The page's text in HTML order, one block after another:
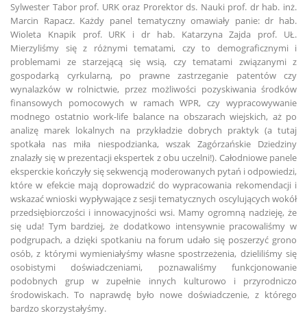
Sylwester Tabor prof. URK oraz Prorektor ds. Nauki prof. dr hab. inż.
Marcin Rapacz. Każdy panel tematyczny omawiały panie: dr hab.
Wioleta Knapik prof. URK i dr hab. Katarzyna Zajda prof. UŁ.
Mierzyliśmy się z różnymi tematami, czy to demograficznymi i
problemami ze starzejącą się wsią, czy tematami związanymi z
gospodarką cyrkularną, po prawne zastrzeganie patentów czy
wynalazków w rolnictwie, przez możliwości pozyskiwania środków
finansowych pomocowych w ramach WPR, czy wypracowywanie
modnego ostatnio work-life balance na obszarach wiejskich, aż po
analizę marek lokalnych na przykładzie dobrych praktyk (a tutaj
spotkała nas miła niespodzianka, wszak Zagórzańskie Dziedziny
znalazły się w prezentacji ekspertek z obu uczelni!). Całodniowe panele
eksperckie kończyły się sekwencją moderowanych pytań i odpowiedzi,
które w efekcie mają doprowadzić do wypracowania rekomendacji i
wskazać wnioski wypływające z sesji tematycznych oscylujących wokół
przedsiębiorczości i innowacyjności wsi. Mamy ogromną nadzieję, że
się uda! Tym bardziej, że dodatkowo intensywnie pracowaliśmy w
podgrupach, a dzięki spotkaniu na forum udało się poszerzyć grono
osób, z którymi wymieniałyśmy własne spostrzeżenia, dzieliliśmy się
osobistymi doświadczeniami, poznawaliśmy funkcjonowanie
podobnych grup w zupełnie innych kulturowo i przyrodniczo
środowiskach. To naprawdę było nowe doświadczenie, z którego
bardzo skorzystałyśmy.